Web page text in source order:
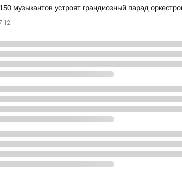
музыкантов устроят грандиозный парад